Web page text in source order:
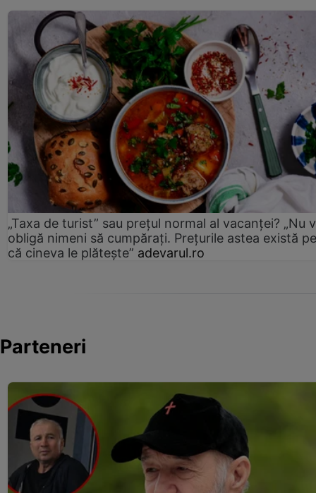
„Taxa de turist” sau prețul normal al vacanței? „Nu
obligă nimeni să cumpărați. Prețurile astea există
că cineva le plătește” adevarul.ro
Parteneri